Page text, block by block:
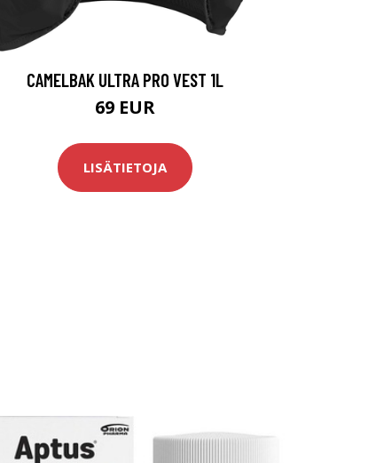
CAMELBAK ULTRA PRO VEST 1L
69 EUR
LISÄTIETOJA